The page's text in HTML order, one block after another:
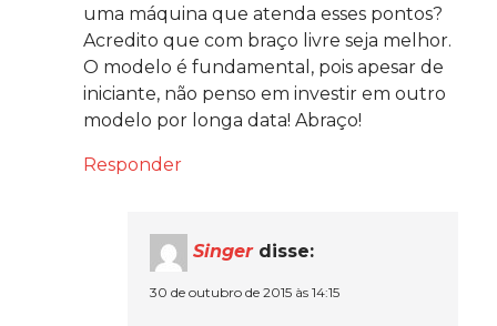
uma máquina que atenda esses pontos?
Acredito que com braço livre seja melhor.
O modelo é fundamental, pois apesar de
iniciante, não penso em investir em outro
modelo por longa data! Abraço!
Responder
Singer disse:
30 de outubro de 2015 às 14:15